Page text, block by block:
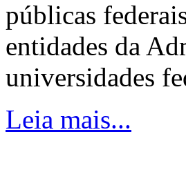
públicas
entidades da
universidades
Leia mais...